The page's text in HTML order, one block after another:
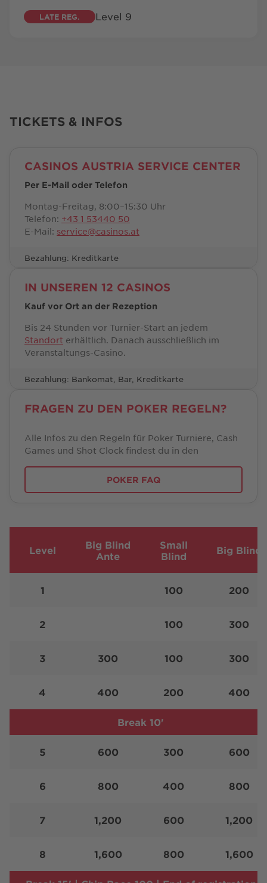
Barrierefreiheit
Cookie-Einstellungen
LATE REG. Level 9
TICKETS & INFOS
CASINOS AUSTRIA SERVICE CENTER
Per E-Mail oder Telefon
Montag-Freitag, 8:00–15:30 Uhr
Telefon: +43 1 53440 50
E-Mail: service@casinos.at
Bezahlung: Kreditkarte
IN UNSEREN 12 CASINOS
Kauf vor Ort an der Rezeption
Bis 24 Stunden vor Turnier-Start an jedem
Standort erhältlich. Danach ausschließlich im
Veranstaltungs-Casino.
Bezahlung: Bankomat, Bar, Kreditkarte
FRAGEN ZU DEN POKER REGELN?
Alle Infos zu den Regeln für Poker Turniere, Cash
Games und Shot Clock findest du in den
POKER FAQ
Level
Big Blind
Ante
Small
Blind
Big Blind
1 100 200
2 100 300
3 300 100 300
4 400 200 400
Break 10'
5 600 300 600
6 800 400 800
7 1,200 600 1,200
8 1,600 800 1,600